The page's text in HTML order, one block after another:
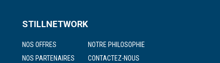
STILLNETWORK
NOS OFFRES
NOS PARTENAIRES
NOTRE PHILOSOPHIE
CONTACTEZ-NOUS